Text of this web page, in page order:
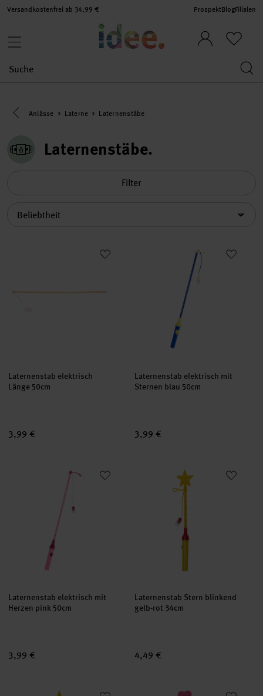
Versandkostenfrei ab 34,99 € ProspektBlogFilialen
Eine Kategorie zurück navigieren
Anlässe Laterne Laternenstäbe
Laternenstäbe
Filter
Laternenstab elektrisch Länge 50cm
Laternenstab elektrisch
Länge 50cm
3,99 €
Laternenstab elektrisch mit
Laternenstab elektrisch mit
Sternen blau 50cm
3,99 €
Laternenstab elektrisch mit Herzen pink 50cm
Laternenstab elektrisch mit
Herzen pink 50cm
3,99 €
Laternenstab Stern blinkend
Laternenstab Stern blinkend
gelb-rot 34cm
4,49 €
Laternenstab Stern blinkend blau-gelb 34cmLaternenstab Herz blinkend